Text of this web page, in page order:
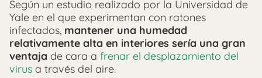
Según un estudio realizado por la Universidad de
Yale en el que experimentan con ratones
infectados, mantener una humedad
relativamente alta en interiores sería una gran
ventaja de cara a frenar el desplazamiento del
virus a través del aire.